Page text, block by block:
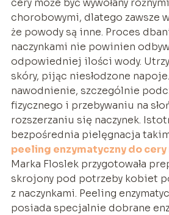
chorobowymi, dlatego zawsze
że powody są inne. Proces
naczynkami nie powinien
odpowiedniej ilości wody.
skóry, pijąc niesłodzone
nawodnienie, szczególnie
fizycznego i przebywaniu na
rozszerzaniu się naczynek.
bezpośrednia pielęgnacja
peeling enzymatyczny do
Marka Floslek przygotowała
skrojony pod potrzeby kobiet
z naczynkami. Peeling
posiada specjalnie dobrane